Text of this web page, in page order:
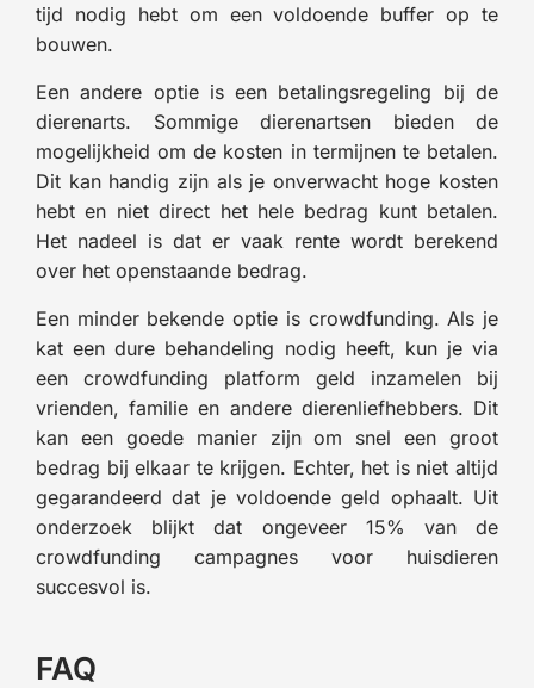
tijd nodig hebt om een voldoende buffer op te
bouwen.
Een andere optie is een betalingsregeling bij de
dierenarts. Sommige dierenartsen bieden de
mogelijkheid om de kosten in termijnen te betalen.
Dit kan handig zijn als je onverwacht hoge kosten
hebt en niet direct het hele bedrag kunt betalen.
Het nadeel is dat er vaak rente wordt berekend
over het openstaande bedrag.
Een minder bekende optie is crowdfunding. Als je
kat een dure behandeling nodig heeft, kun je via
een crowdfunding platform geld inzamelen bij
vrienden, familie en andere dierenliefhebbers. Dit
kan een goede manier zijn om snel een groot
bedrag bij elkaar te krijgen. Echter, het is niet altijd
gegarandeerd dat je voldoende geld ophaalt. Uit
onderzoek blijkt dat ongeveer 15% van de
crowdfunding campagnes voor huisdieren
succesvol is.
FAQ